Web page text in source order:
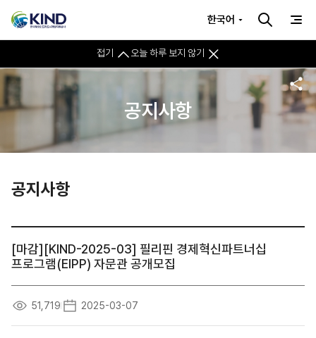
접기 오늘 하루 보지 않기
한국어
공지사항
공지사항
[마감][KIND-2025-03] 필리핀 경제혁신파트너십
프로그램(EIPP) 자문관 공개모집
51,719 2025-03-07